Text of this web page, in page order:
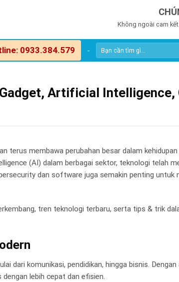
Không ngoài cam
0933.384.579 -
Artificial Intelligence,
terus membawa perubahan besar dalam kehidupan
(AI) dalam berbagai sektor, teknologi telah
dan software juga semakin penting untuk
tren teknologi terbaru, serta tips & trik
dari komunikasi, pendidikan, hingga bisnis.
lebih cepat dan efisien.